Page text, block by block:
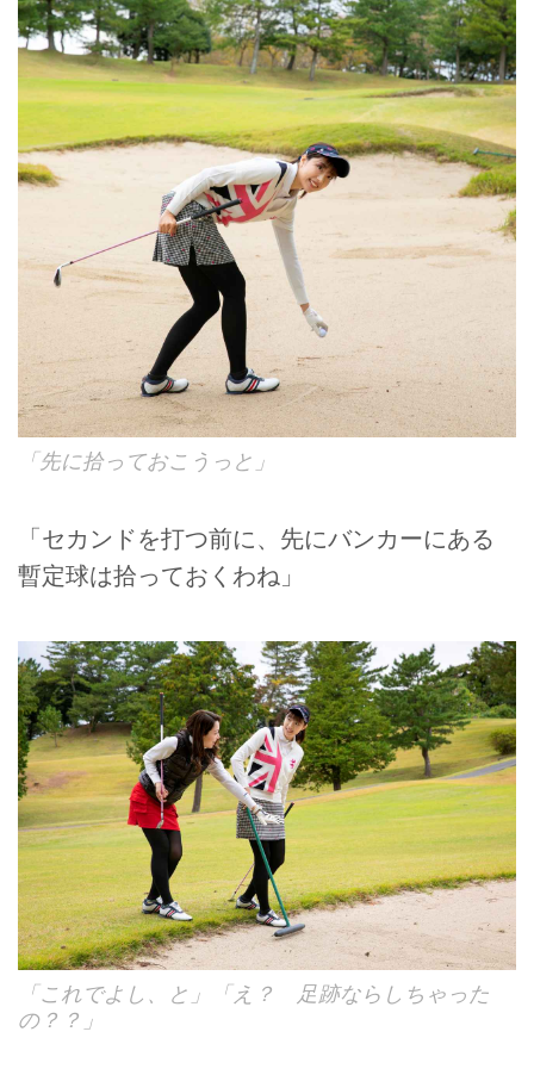
「先に拾っておこうっと」
「セカンドを打つ前に、先にバンカーにある
暫定球は拾っておくわね」
「これでよし、と」「え？ 足跡ならしちゃった
の？？」